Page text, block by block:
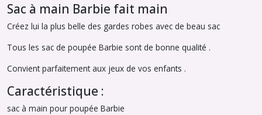
Sac à main Barbie fait main
Créez lui la plus belle des gardes robes avec de beau sac
Tous les sac de poupée Barbie sont de bonne qualité .
Convient parfaitement aux jeux de vos enfants .
Caractéristique :
sac à main pour poupée Barbie